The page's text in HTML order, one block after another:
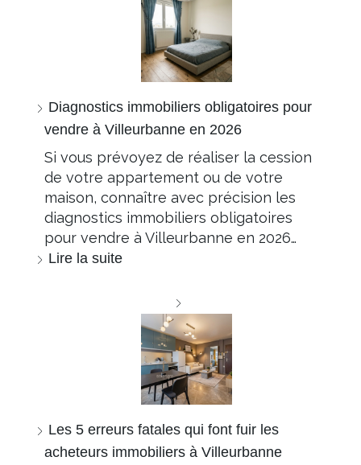
Diagnostics immobiliers obligatoires pour
vendre à Villeurbanne en 2026
Si vous prévoyez de réaliser la cession
de votre appartement ou de votre
maison, connaître avec précision les
diagnostics immobiliers obligatoires
pour vendre à Villeurbanne en 2026…
Lire la suite
Les 5 erreurs fatales qui font fuir les
acheteurs immobiliers à Villeurbanne